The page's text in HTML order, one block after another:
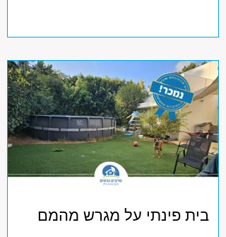
בית פינתי על מגרש מהמם